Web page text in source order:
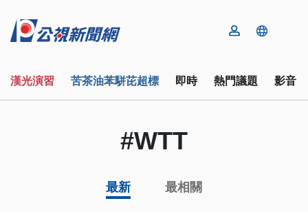
漢光演習 苦茶油苯駢芘超標 即時 熱門議題 影音
#WTT
最新 最相關